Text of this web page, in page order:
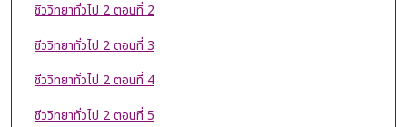
ชีววิทยาทั่วไป 2 ตอนที่ 2
ชีววิทยาทั่วไป 2 ตอนที่ 3
ชีววิทยาทั่วไป 2 ตอนที่ 4
ชีววิทยาทั่วไป 2 ตอนที่ 5